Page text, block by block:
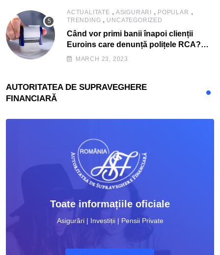
ACTUALITATE , ASIGURARI , POPULAR ,
TRENDING , UNCATEGORIZED
Când vor primi banii înapoi clienții
Euroins care denunță polițele RCA?
Toți pașii și toate termenele
MARCH 23, 2023
AUTORITATEA DE SUPRAVEGHERE
FINANCIARĂ
Toate informațiile oficiale
Asigurări | Investiții | Pensii Private